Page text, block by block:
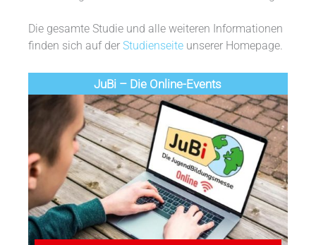
Die gesamte Studie und alle weiteren Informationen
finden sich auf derStudienseite unserer Homepage.
JuBi – Die Online-Events